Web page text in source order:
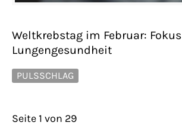
Weltkrebstag im Februar: Fokus
Lungengesundheit
PULSSCHLAG
Seite 1 von 29